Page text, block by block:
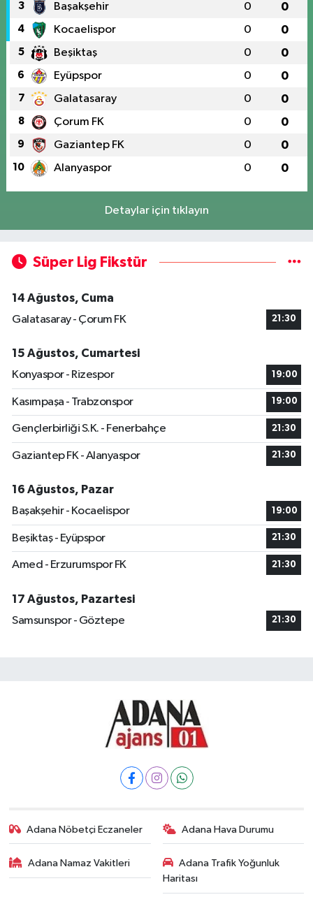
3 Başakşehir 0 0
4 Kocaelispor 0 0
5 Beşiktaş 0 0
6 Eyüpspor 0 0
7 Galatasaray 0 0
8 Çorum FK 0 0
9 Gaziantep FK 0 0
10 Alanyaspor 0 0
Detaylar için tıklayın
Süper Lig Fikstür
14 Ağustos, Cuma
Galatasaray - Çorum FK
21:30
15 Ağustos, Cumartesi
Konyaspor - Rizespor
19:00
Kasımpaşa - Trabzonspor 19:00
Gençlerbirliği S.K. - Fenerbahçe 21:30
Gaziantep FK - Alanyaspor 21:30
16 Ağustos, Pazar
Başakşehir - Kocaelispor
19:00
Beşiktaş - Eyüpspor 21:30
Amed - Erzurumspor FK 21:30
17 Ağustos, Pazartesi
Samsunspor - Göztepe
21:30
Adana Nöbetçi Eczaneler Adana Hava Durumu
Adana Namaz Vakitleri
Adana Trafik Yoğunluk
Haritası